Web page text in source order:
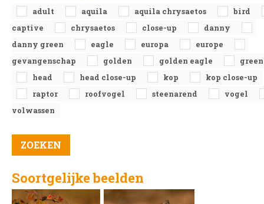
adult aquila aquila chrysaetos
bird
captive
chrysaetos close-up
danny
danny green
eagle europa
europe
gevangenschap
golden golden eagle
green
head
head close-up kop
kop close-up
raptor
roofvogel steenarend
vogel
volwassen
Soortgelijke beelden